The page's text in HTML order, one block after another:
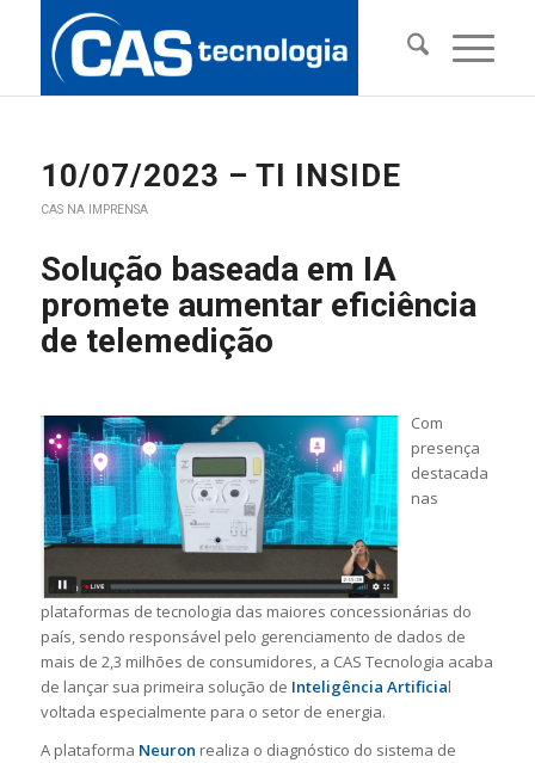
10/07/2023 – TI INSIDE
CAS NA IMPRENSA
Solução baseada em IA
promete aumentar eficiência
de telemedição
Com
presença
destacada
nas
plataformas de tecnologia das maiores concessionárias do
país, sendo responsável pelo gerenciamento de dados de
mais de 2,3 milhões de consumidores, a CAS Tecnologia acaba
de lançar sua primeira solução de Inteligência Artificial
voltada especialmente para o setor de energia.
A plataforma Neuron realiza o diagnóstico do sistema de